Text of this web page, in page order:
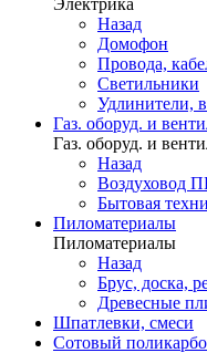
Электрика
Назад
Домофон
Провода,
Светильники
Удлинители,
Газ. оборуд. и
Газ. оборуд. и
Назад
Воздуховод
Бытовая
Пиломатериалы
Пиломатериалы
Назад
Брус, доска,
Древесные
Шпатлевки, смеси
Сотовый